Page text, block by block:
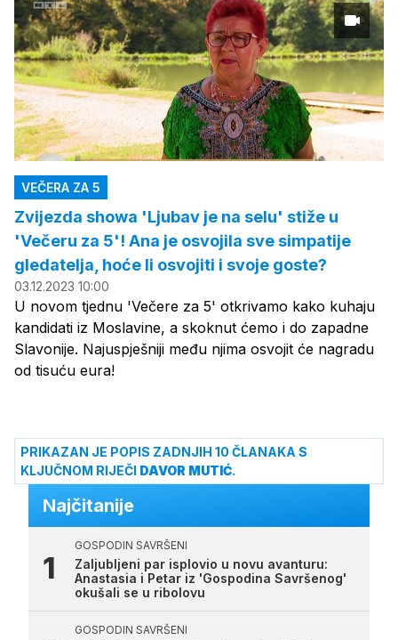
VEČERA ZA 5
Zvijezda showa 'Ljubav je na selu' stiže u
'Večeru za 5'! Ana je osvojila sve simpatije
gledatelja, hoće li osvojiti i svoje goste?
03.12.2023 10:00
U novom tjednu 'Večere za 5' otkrivamo kako kuhaju
kandidati iz Moslavine, a skoknut ćemo i do zapadne
Slavonije. Najuspješniji među njima osvojit će nagradu
od tisuću eura!
PRIKAZAN JE POPIS ZADNJIH 10 ČLANAKA S
KLJUČNOM RIJEČI DAVOR MUTIĆ.
Najčitanije
GOSPODIN SAVRŠENI
Zaljubljeni par isplovio u novu avanturu:
Anastasia i Petar iz 'Gospodina Savršenog'
okušali se u ribolovu
GOSPODIN SAVRŠENI